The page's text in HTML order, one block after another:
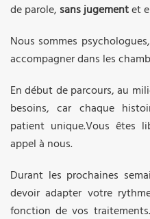
de parole, sans jugementet
Nous sommes
accompagner dans les
En début de parcours, au
besoins, car chaque
patient unique.Vous êtes
appel à nous.
Durant les prochaines
devoir adapter votre
fonction de vos